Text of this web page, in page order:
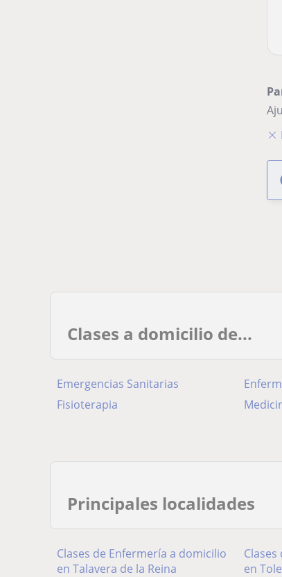
Clases a domicilio de...
Emergencias Sanitarias
Fisioterapia
Principales localidades
Clases de Enfermería a domicilio
en Talavera de la Reina
en